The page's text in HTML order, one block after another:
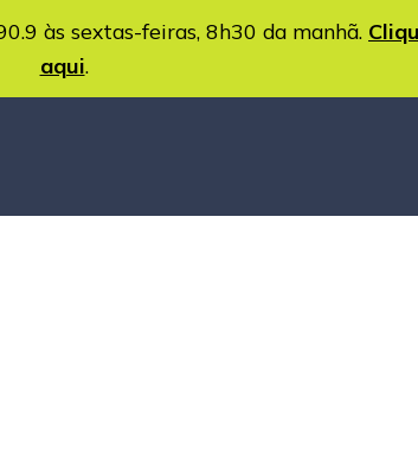
às sextas-feiras, 8h30 da manhã.
aqui.